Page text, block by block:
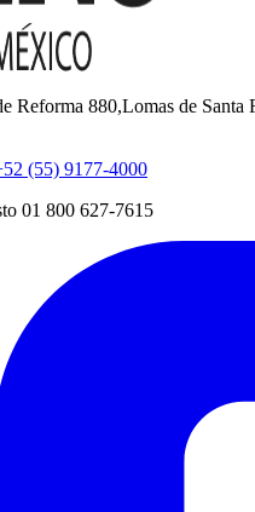
Reforma 880,Lomas de Santa
(55) 9177-4000
01 800 627-7615